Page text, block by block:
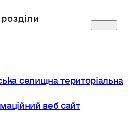
селищна територіальна
веб сайт